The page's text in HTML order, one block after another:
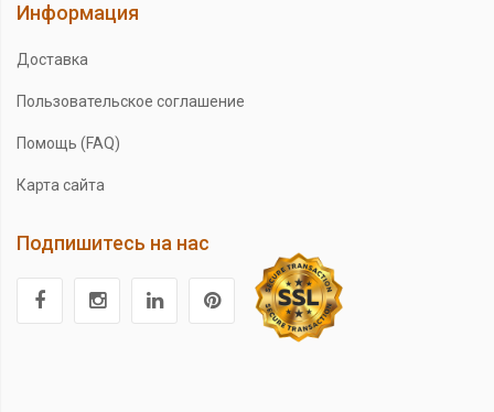
Информация
Доставка
Пользовательское соглашение
Помощь (FAQ)
Карта сайта
Подпишитесь на нас